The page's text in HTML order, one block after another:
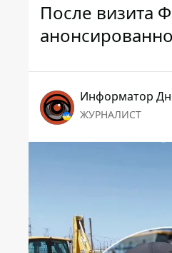
После визита
Информатор
ЖУРНАЛИСТ